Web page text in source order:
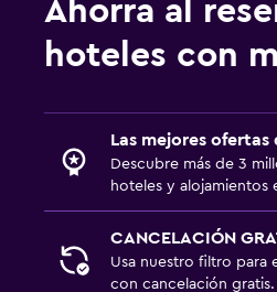
Ahorra al
hoteles con
Las mejores
Descubre más de 3
hoteles y alojamientos
CANCELACIÓN
Usa nuestro filtro para
con cancelación gratis.